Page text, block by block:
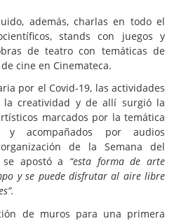
además, charlas en todo el
stands con juegos y
de teatro con temáticas de
cine en Cinemateca.
por el Covid-19, las actividades
la creatividad y de allí surgió la
marcados por la temática
y acompañados por audios
de la Semana del
apostó a “esta forma de arte
y se puede disfrutar al aire libre
de muros para una primera